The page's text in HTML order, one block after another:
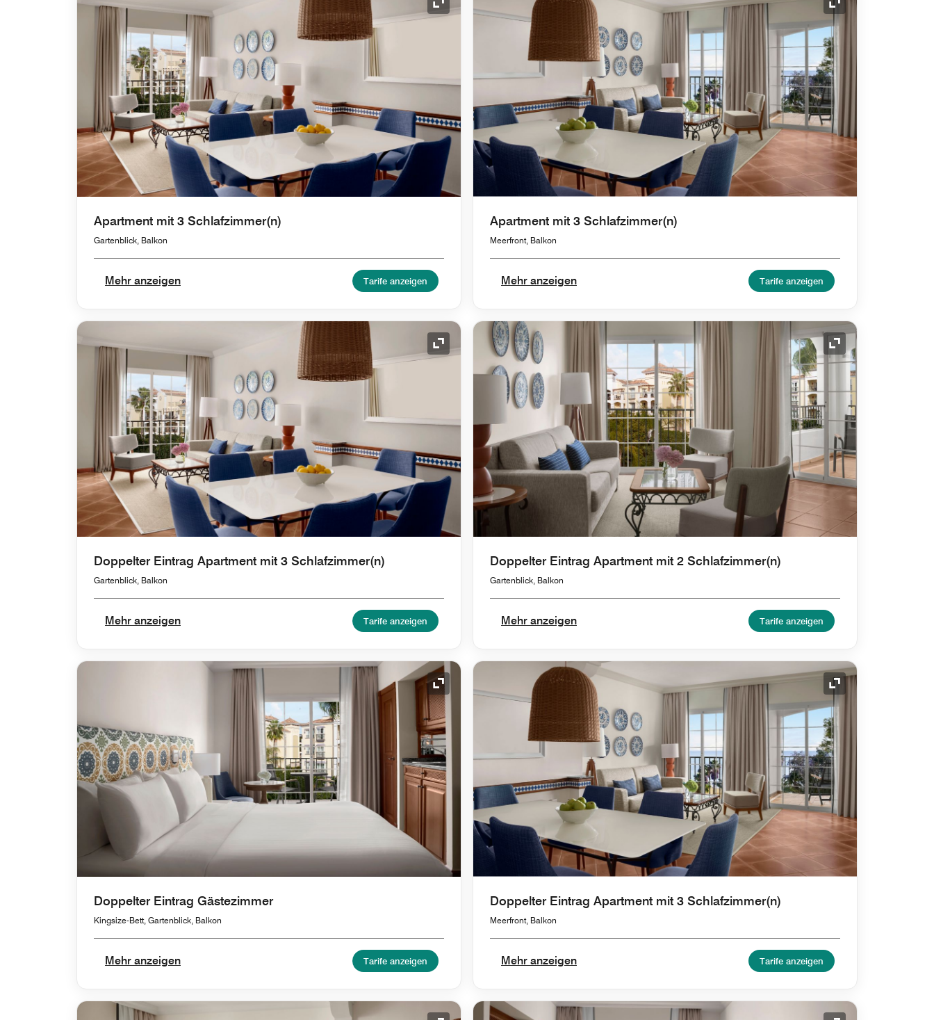
Symbol "Ausklappen"
Apartment mit 3 Schlafzimmer(n)
Gartenblick, Balkon
Mehr anzeigen Tarife anzeigen
Symbol
Apartment mit 3 Schlafzimmer(n)
Meerfront, Balkon
Mehr anzeigen Tarife anzeigen
Symbol "Ausklappen"
Doppelter Eintrag Apartment mit 3 Schlafzimmer(n)
Gartenblick, Balkon
Mehr anzeigen Tarife anzeigen
Symbol
Doppelter Eintrag Apartment mit 2 Schlafzimmer(n)
Gartenblick, Balkon
Mehr anzeigen Tarife anzeigen
Symbol "Ausklappen"
Doppelter Eintrag Gästezimmer
Kingsize-Bett, Gartenblick, Balkon
Mehr anzeigen Tarife anzeigen
Symbol
Doppelter Eintrag Apartment mit 3 Schlafzimmer(n)
Meerfront, Balkon
Mehr anzeigen Tarife anzeigen